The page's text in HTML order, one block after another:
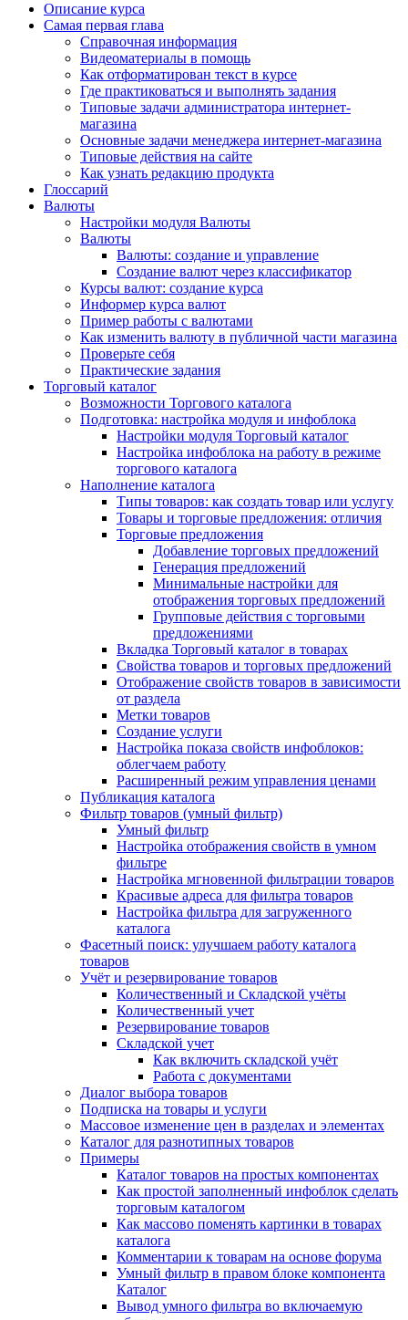
Описание курса
Самая первая глава
Справочная информация
Видеоматериалы в помощь
Как отформатирован текст в курсе
Где практиковаться и выполнять задания
Типовые задачи администратора интернет-
магазина
Основные задачи менеджера интернет-магазина
Типовые действия на сайте
Как узнать редакцию продукта
Глоссарий
Валюты
Настройки модуля Валюты
Валюты
Валюты: создание и управление
Создание валют через классификатор
Курсы валют: создание курса
Информер курса валют
Пример работы с валютами
Как изменить валюту в публичной части магазина
Проверьте себя
Практические задания
Торговый каталог
Возможности Торгового каталога
Подготовка: настройка модуля и инфоблока
Настройки модуля Торговый каталог
Настройка инфоблока на работу в режиме
торгового каталога
Наполнение каталога
Типы товаров: как создать товар или услугу
Товары и торговые предложения: отличия
Торговые предложения
Добавление торговых предложений
Генерация предложений
Минимальные настройки для
отображения торговых предложений
Групповые действия с торговыми
предложениями
Вкладка Торговый каталог в товарах
Свойства товаров и торговых предложений
Отображение свойств товаров в зависимости
от раздела
Метки товаров
Создание услуги
Настройка показа свойств инфоблоков:
облегчаем работу
Расширенный режим управления ценами
Публикация каталога
Фильтр товаров (умный фильтр)
Умный фильтр
Настройка отображения свойств в умном
фильтре
Настройка мгновенной фильтрации товаров
Красивые адреса для фильтра товаров
Настройка фильтра для загруженного
каталога
Фасетный поиск: улучшаем работу каталога
товаров
Учёт и резервирование товаров
Количественный и Складской учёты
Количественный учет
Резервирование товаров
Складской учет
Как включить складской учёт
Работа с документами
Диалог выбора товаров
Подписка на товары и услуги
Массовое изменение цен в разделах и элементах
Каталог для разнотипных товаров
Примеры
Каталог товаров на простых компонентах
Как простой заполненный инфоблок сделать
торговым каталогом
Как массово поменять картинки в товарах
каталога
Комментарии к товарам на основе форума
Умный фильтр в правом блоке компонента
Каталог
Вывод умного фильтра во включаемую